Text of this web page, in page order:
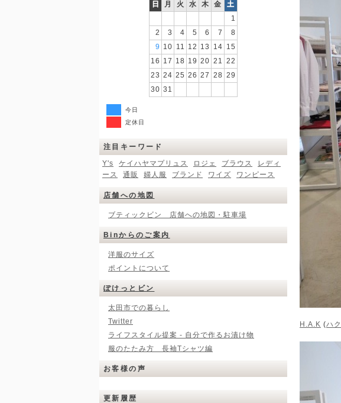
日 月 火 水 木 金
土
1
2
3 4 5 6 7
8
9 10 11 12 13 14 15
16 17 18 19 20 21 22
23 24 25 26 27 28 29
30 31
今日
定休日
注目キーワード
Y's
ケイハヤマプリュス ロジェ ブラウス
レディ
ース
通販 婦人服 ブランド ワイズ ワンピース
店舗への地図
ブティックビン 店舗への地図・駐車場
Binからのご案内
洋服のサイズ
ポイントについて
ぽけっとビン
太田市での暮らし
Twitter
ライフスタイル提案 - 自分で作るお漬け物
服のたたみ方 長袖Tシャツ編
お客様の声
更新履歴
H.A.K (ハク